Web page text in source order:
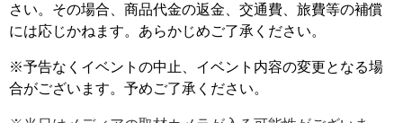
さい。その場合、商品代金の返金、交通費、旅費等の補償
には応じかねます。あらかじめご了承ください。
※予告なくイベントの中止、イベント内容の変更となる場
合がございます。予めご了承ください。